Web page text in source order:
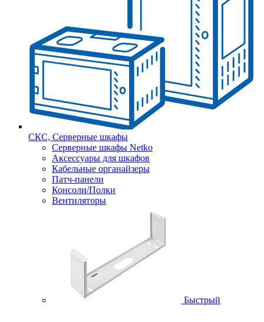
СКС, Серверные шкафы
Серверные шкафы Netko
Аксессуары для шкафов
Кабельные органайзеры
Патч-панели
Консоли/Полки
Вентиляторы
Быстрый